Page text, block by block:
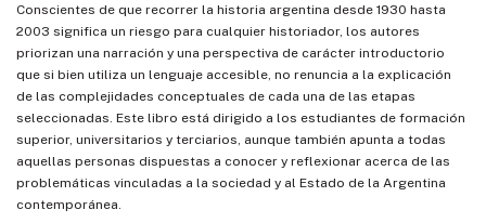
Conscientes de que recorrer la historia argentina desde 1930 hasta
2003 significa un riesgo para cualquier historiador, los autores
priorizan una narración y una perspectiva de carácter introductorio
que si bien utiliza un lenguaje accesible, no renuncia a la explicación
de las complejidades conceptuales de cada una de las etapas
seleccionadas. Este libro está dirigido a los estudiantes de formación
superior, universitarios y terciarios, aunque también apunta a todas
aquellas personas dispuestas a conocer y reflexionar acerca de las
problemáticas vinculadas a la sociedad y al Estado de la Argentina
contemporánea.